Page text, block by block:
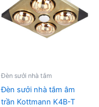
Đèn sưởi nhà tắm
Đèn sưởi nhà tắm âm
trần Kottmann K4B-T